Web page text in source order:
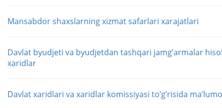
Mansabdor shaxslarning xizmat safarlari xarajatlari
Davlat byudjeti va byudjetdan tashqari jamgʼarmalar
xaridlar
Davlat xaridlari va xaridlar komissiyasi toʼgʼrisida